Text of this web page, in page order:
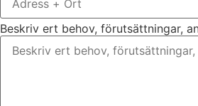
Beskriv ert behov, förutsättningar,